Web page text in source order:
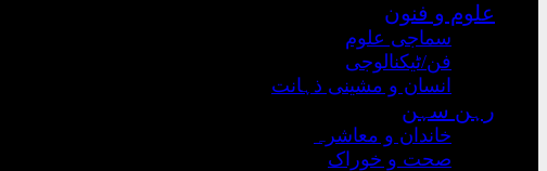
علوم و فنون
سماجی علوم
فن/ٹیکنالوجی
انسان و مشینی ذہانت
رہن سہن
خاندان و معاشرہ
صحت و خوراک